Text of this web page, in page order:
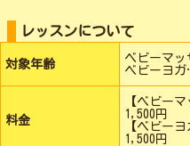
レッスンについて
対象年齢
ベビーマ
ベビーヨ
料金
【ベビーマ
1,500円
【ベビーヨ
1,500円